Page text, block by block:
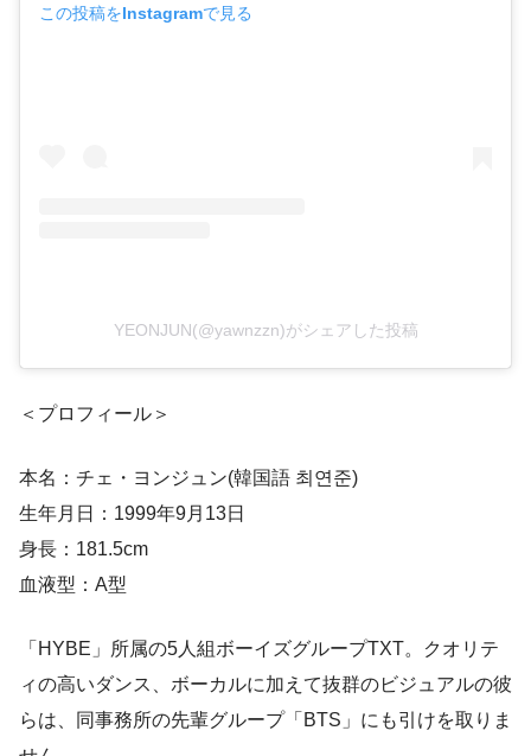
この投稿をInstagramで見る
YEONJUN(@yawnzzn)がシェアした投稿
＜プロフィール＞
本名：チェ・ヨンジュン(韓国語 최연준)
生年月日：1999年9月13日
身長：181.5cm
血液型：A型
「HYBE」所属の5人組ボーイズグループTXT。クオリテ
ィの高いダンス、ボーカルに加えて抜群のビジュアルの彼
らは、同事務所の先輩グループ「BTS」にも引けを取りま